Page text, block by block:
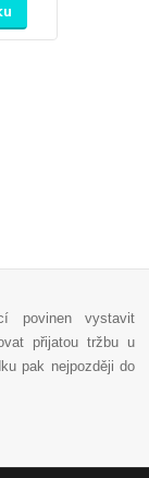
povinen vystavit
přijatou tržbu u
pak nejpozději do